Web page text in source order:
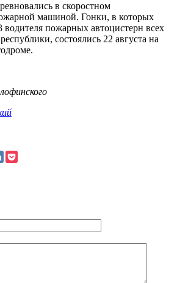
в скоростном
машиной. Гонки, в которых
водителя пожарных автоцистерн всех
состоялись 22 августа на